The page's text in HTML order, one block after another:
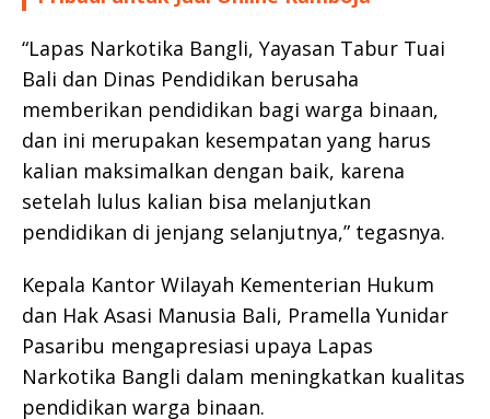
“Lapas Narkotika Bangli, Yayasan Tabur Tuai
Bali dan Dinas Pendidikan berusaha
memberikan pendidikan bagi warga binaan,
dan ini merupakan kesempatan yang harus
kalian maksimalkan dengan baik, karena
setelah lulus kalian bisa melanjutkan
pendidikan di jenjang selanjutnya,” tegasnya.
Kepala Kantor Wilayah Kementerian Hukum
dan Hak Asasi Manusia Bali, Pramella Yunidar
Pasaribu mengapresiasi upaya Lapas
Narkotika Bangli dalam meningkatkan kualitas
pendidikan warga binaan.